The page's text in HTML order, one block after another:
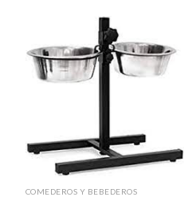
COMEDEROS Y BEBEDEROS